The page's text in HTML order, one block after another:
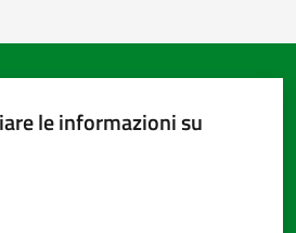
le informazioni su